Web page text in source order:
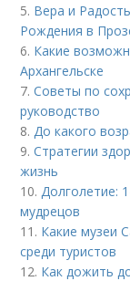
5. Вера и
Рождения в
6. Какие
Архангельске
7.Советы по
руководство
8. До какого
9.Стратегии
жизнь
10. Долголетие:
мудрецов
11. Какие музеи
среди туристов
12. Как дожить